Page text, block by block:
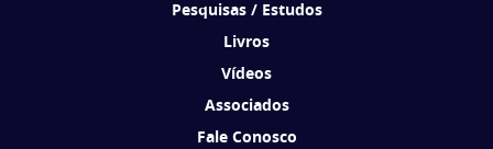
Pesquisas / Estudos
Livros
Vídeos
Associados
Fale Conosco